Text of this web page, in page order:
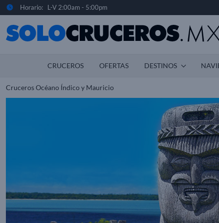
Horario: L-V 2:00am - 5:00pm
CRUCEROS OFERTAS DESTINOS
Cruceros Océano Índico y Mauricio